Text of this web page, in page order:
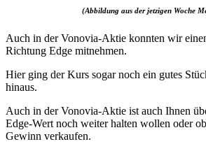
(Abbildung aus der jetzigen Woche
Auch in der Vonovia-Aktie konnten wir
Richtung Edge mitnehmen.
Hier ging der Kurs sogar noch ein gutes
hinaus.
Auch in der Vonovia-Aktie ist auch Ihnen
Edge-Wert noch weiter halten wollen oder
Gewinn verkaufen.